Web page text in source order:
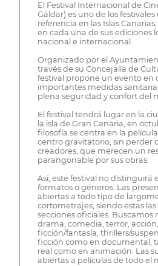
El Festival Internacional de
Gáldar) es uno de los festivales
referencia en las Islas
en cada una de sus ediciones
nacional e internacional.
Organizado por el
través de su Concejalía de
festival propone un evento en
importantes medidas
plena seguridad y confort del
El festival tendrá lugar en la
la isla de Gran Canaria, en
filosofía se centra en la
centro gravitatorio, sin perder
creadores, que merecen un
parangonable por sus obras.
Así, este festival no distinguirá
formatos o géneros. Las
abiertas a todo tipo de
cortometrajes, siendo estas las
secciones oficiales. Buscamos
drama, comedia, terror,
ficción/fantasía, thrillers/
ficción como en documental,
real como en animación. Las
abiertas a películas de todo el